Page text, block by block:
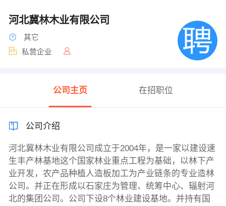
河北冀林木业有限公司
其它
私营企业
公司主页 在招职位
公司介绍
河北冀林木业有限公司成立于2004年，是一家以建设速
生丰产林基地这个国家林业重点工程为基础，以林下产
业开发，农产品种植人造板加工为产业链条的专业造林
公司。并正在形成以石家庄为管理、统筹中心、辐射河
北的集团公司。公司下设8个林业建设基地。并持有国